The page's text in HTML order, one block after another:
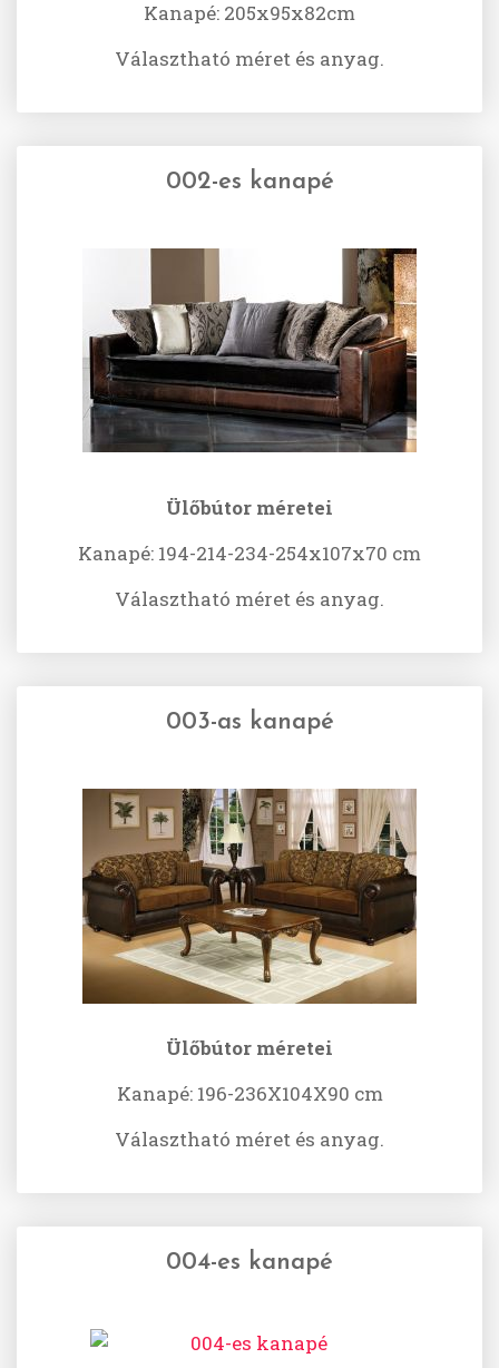
Kanapé: 205x95x82cm
Választható méret és anyag.
002-es kanapé
Ülőbútor méretei
Kanapé: 194-214-234-254x107x70 cm
Választható méret és anyag.
003-as kanapé
Ülőbútor méretei
Kanapé: 196-236X104X90 cm
Választható méret és anyag.
004-es kanapé